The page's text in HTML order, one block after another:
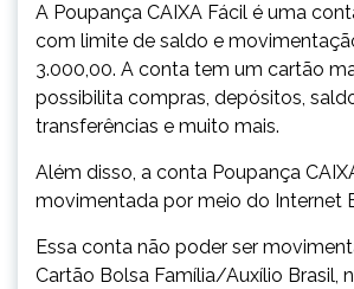
A Poupança CAIXA Fácil é uma
com limite de saldo e
3.000,00. A conta tem um cartão
possibilita compras, depósitos,
transferências e muito mais.
Além disso, a conta Poupança
movimentada por meio do Internet
Essa conta não poder ser
Cartão Bolsa Família/Auxílio Brasil,